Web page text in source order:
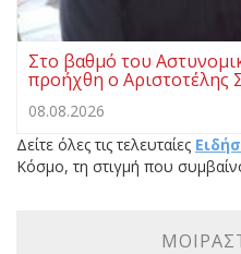
Στο βαθμό του
προήχθη ο Αριστοτέλης
08.08.2026
Δείτε όλες τις τελευταίες
Κόσμο, τη στιγμή που